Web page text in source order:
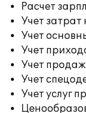
Расчет
Учет затрат
Учет
Учет
Учет
Учет
Учет услуг